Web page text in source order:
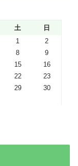
土
日
1
2
8
9
15
16
22
23
29
30